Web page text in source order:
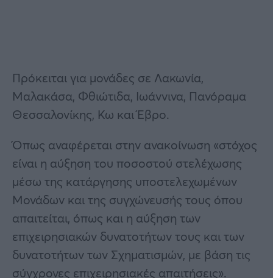
Πρόκειται για μονάδες σε Λακωνία,
Μαλακάσα, Φθιώτιδα, Ιωάννινα, Πανόραμα
Θεσσαλονίκης, Κω και Έβρο.
Όπως αναφέρεται στην ανακοίνωση «στόχος
είναι η αύξηση του ποσοστού στελέχωσης
μέσω της κατάργησης υποστελεχωμένων
Μονάδων και της συγχώνευσής τους όπου
απαιτείται, όπως και η αύξηση των
επιχειρησιακών δυνατοτήτων τους και των
δυνατοτήτων των Σχηματισμών, με βάση τις
σύγχρονες επιχειρησιακές απαιτήσεις».